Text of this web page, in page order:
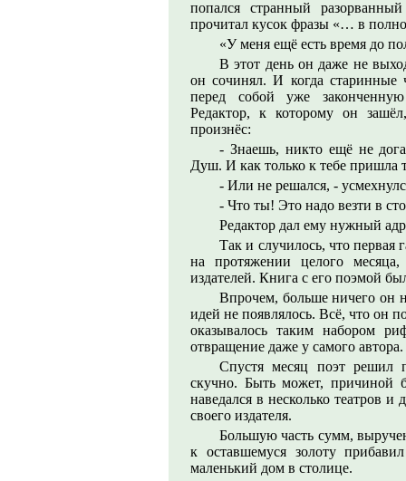
попался странный
прочитал кусок фразы «… в
«У меня ещё есть время до
В этот день он даже не
он сочинял. И когда старинные
перед собой уже
Редактор, к которому он
произнёс:
- Знаешь, никто ещё не
Душ. И как только к тебе пришла
- Или не решался, -
- Что ты! Это надо везти в
Редактор дал ему нужный
Так и случилось, что первая
на протяжении целого
издателей. Книга с его поэмой
Впрочем, больше ничего он
идей не появлялось. Всё, что он
оказывалось таким набором
отвращение даже у самого автора.
Спустя месяц поэт решил
скучно. Быть может, причиной
наведался в несколько театров и
своего издателя.
Большую часть сумм,
к оставшемуся золоту
маленький дом в столице.